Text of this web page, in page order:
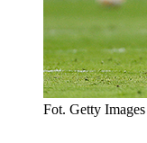
Fot. Getty Images